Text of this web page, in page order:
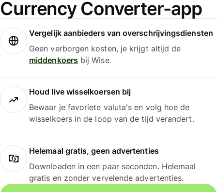
Currency Converter-app
Vergelijk aanbieders van overschrijvingsdiensten
Geen verborgen kosten, je krijgt altijd de
middenkoersbij Wise.
Houd live wisselkoersen bij
Bewaar je favoriete valuta's en volg hoe de
wisselkoers in de loop van de tijd verandert.
Helemaal gratis, geen advertenties
Downloaden in een paar seconden. Helemaal
gratis en zonder vervelende advertenties.